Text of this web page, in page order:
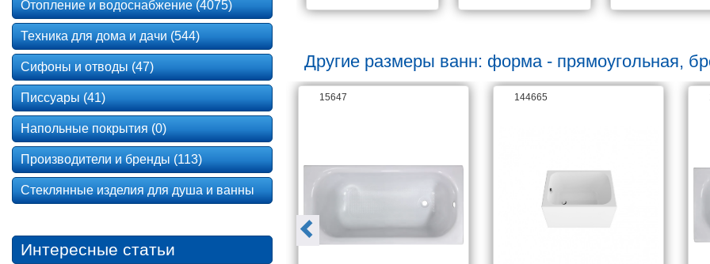
Другие размеры ванн: форма - прямоугольная,
15647 144665
Отопление и водоснабжение (4075)
Техника для дома и дачи (544)
Сифоны и отводы (47)
Писсуары (41)
Напольные покрытия (0)
Производители и бренды (113)
Стеклянные изделия для душа и ванны
Интересные статьи